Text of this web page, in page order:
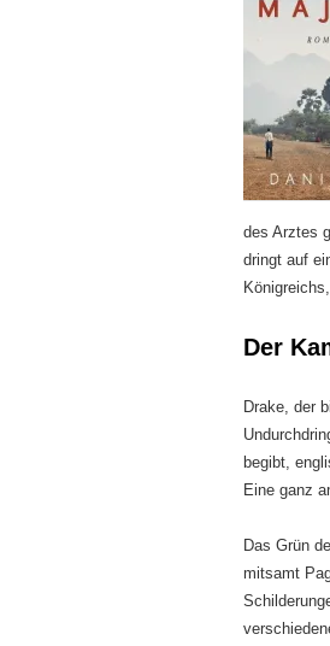
des Arztes
dringt auf
Der
Drake, der
begibt,
Eine ganz
Das Grün
mitsamt